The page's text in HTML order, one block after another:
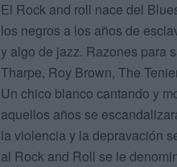
El Rock and roll nace del
los negros a los años de
y algo de jazz. Razones para
Tharpe, Roy Brown, The
Un chico blanco cantando y
aquellos años se
la violencia y la depravación
al Rock and Roll se le